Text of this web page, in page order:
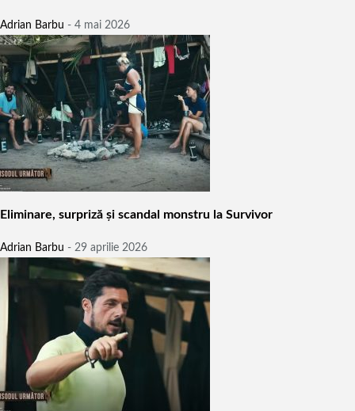
Adrian Barbu - 4 mai 2026
Eliminare, surpriză și scandal monstru la Survivor
Adrian Barbu - 29 aprilie 2026